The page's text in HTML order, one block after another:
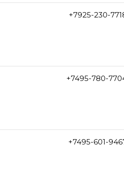
+7925-230-
+7495-780-
+7495-601-